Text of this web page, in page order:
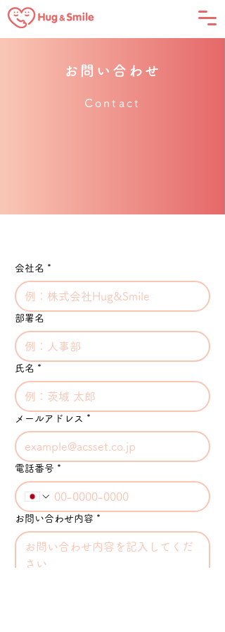
お問い合わせ
Contact
会社名 *
部署名
氏名 *
メールアドレス *
電話番号 *
お問い合わせ内容 *